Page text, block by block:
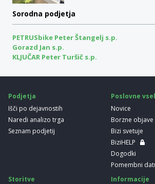
Sorodna podjetja
PETRUSbike Peter Štangelj s.p.
Gorazd Jan s.p.
KLJUČAR Peter Turšič s.p.
Podjetja
Išči po dejavnostih
Naredi analizo trga
Seznam podjetij
Poslovne
Novice
Borzne objave
Bizi svetuje
BiziHELP
Dogodki
Pomembni
Storitve
Informacije